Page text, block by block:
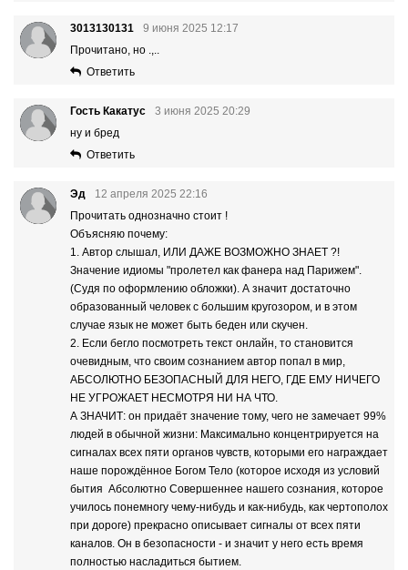
3013130131
9 июня 2025 12:17
Прочитано, но .,..
Ответить
Гость Какатус
3 июня 2025 20:29
ну и бред
Ответить
Эд
12 апреля 2025 22:16
Прочитать однозначно стоит !
Объясняю почему:
1. Автор слышал, ИЛИ ДАЖЕ ВОЗМОЖНО ЗНАЕТ ?!
Значение идиомы "пролетел как фанера над Парижем".
(Судя по оформлению обложки). А значит достаточно
образованный человек с большим кругозором, и в этом
случае язык не может быть беден или скучен.
2. Если бегло посмотреть текст онлайн, то становится
очевидным, что своим сознанием автор попал в мир,
АБСОЛЮТНО БЕЗОПАСНЫЙ ДЛЯ НЕГО, ГДЕ ЕМУ НИЧЕГО
НЕ УГРОЖАЕТ НЕСМОТРЯ НИ НА ЧТО.
А ЗНАЧИТ: он придаёт значение тому, чего не замечает 99%
людей в обычной жизни: Максимально концентрируется на
сигналах всех пяти органов чувств, которыми его награждает
наше порождённое Богом Тело (которое исходя из условий
бытия Абсолютно Совершеннее нашего сознания, которое
училось понемногу чему-нибудь и как-нибудь, как чертополох
при дороге) прекрасно описывает сигналы от всех пяти
каналов. Он в безопасности - и значит у него есть время
полностью насладиться бытием.